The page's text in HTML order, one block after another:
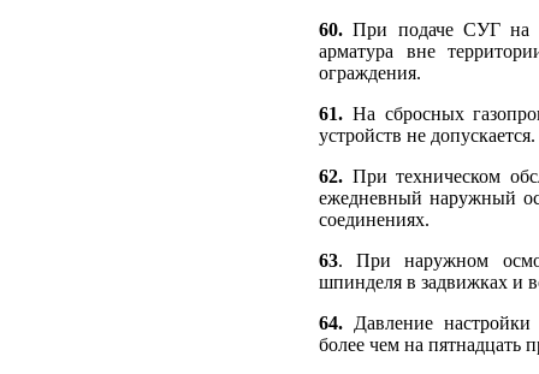
60. При подаче СУГ на
арматура вне
ограждения.
61. На сбросных
устройств не допускается.
62. При техническом
ежедневный наружный
соединениях.
63. При наружном
шпинделя в задвижках и
64. Давление
более чем на пятнадцать